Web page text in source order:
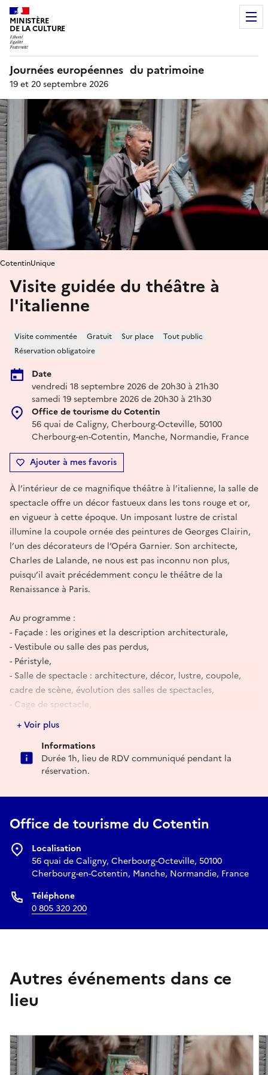
MINISTÈRE
DE LA CULTURE
Journées européennes du patrimoine
19 et 20 septembre 2026
Visite guidée du théâtre à
l'italienne
Visite commentée Gratuit Sur place
Tout public
Réservation obligatoire
Date
vendredi 18 septembre 2026 de 20h30 à 21h30
samedi 19 septembre 2026 de 20h30 à 21h30
Office de tourisme du Cotentin
56 quai de Caligny, Cherbourg-Octeville, 50100
Cherbourg-en-Cotentin, Manche, Normandie, France
Ajouter à mes favoris
CotentinUnique
À l’intérieur de ce magnifique théâtre à l’italienne, la salle de
spectacle offre un décor fastueux dans les tons rouge et or,
en vigueur à cette époque. Un imposant lustre de cristal
illumine la coupole ornée des peintures de Georges Clairin,
l’un des décorateurs de l’Opéra Garnier. Son architecte,
Charles de Lalande, ne nous est pas inconnu non plus,
puisqu’il avait précédemment conçu le théâtre de la
Renaissance à Paris.
Au programme :
- Façade : les origines et la description architecturale,
- Vestibule ou salle des pas perdus,
- Péristyle,
- Salle de spectacle : architecture, décor, lustre, coupole,
cadre de scène, évolution des salles de spectacles,
- Cage de spectacle,
- Dessous de scène,
- Loges modernes des acteurs,
- Avant foyer, loges de l'amiral, foyer.
E-mail
contact@ot-cotentin.fr
+ Voir plus
Informations
Durée 1h, lieu de RDV communiqué pendant la
réservation.
Office de tourisme du Cotentin
Localisation
56 quai de Caligny, Cherbourg-Octeville, 50100
Cherbourg-en-Cotentin, Manche, Normandie, France
Téléphone
0 805 320 200
Autres événements dans ce
lieu